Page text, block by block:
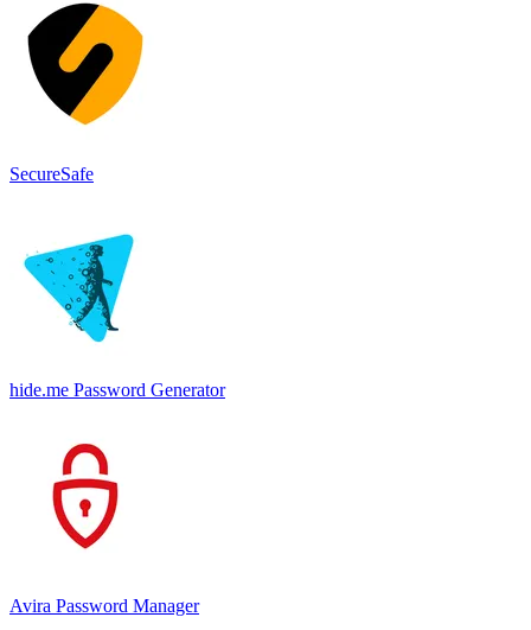
SecureSafe
hide.me Password Generator
Avira Password Manager